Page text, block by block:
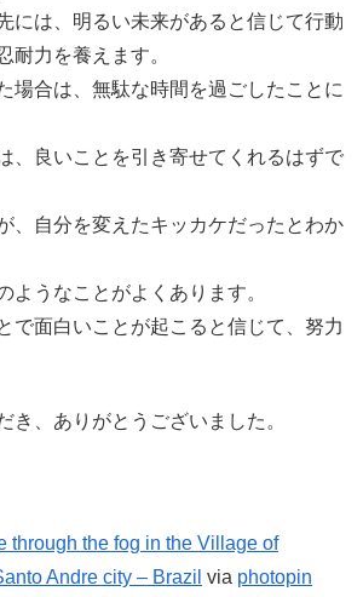
には、明るい未来があると信じて行動
耐力を養えます。
場合は、無駄な時間を過ごしたことに
、良いことを引き寄せてくれるはずで
、自分を変えたキッカケだったとわか
ようなことがよくあります。
で面白いことが起こると信じて、努力
き、ありがとうございました。
through the fog in the Village of
Andre city – Brazil via photopin